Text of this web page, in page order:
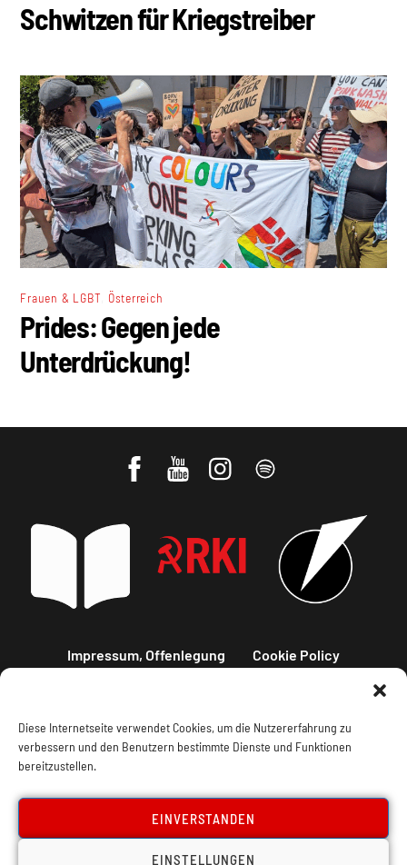
Diese Internetseite verwendet Cookies, um die Nutzererfahrung zu
verbessern und den Benutzern bestimmte Dienste und Funktionen
bereitzustellen.
EINVERSTANDEN
EINSTELLUNGEN
Schwitzen für Kriegstreiber
Frauen & LGBT Österreich
Prides: Gegen jede
Unterdrückung!
Impressum, Offenlegung Cookie Policy